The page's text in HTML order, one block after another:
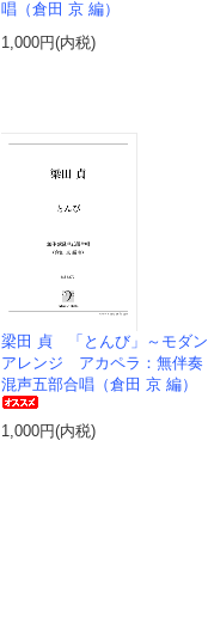
唱（倉田 京 編）
1,000円(内税)
梁田 貞 「とんび」～モダン
アレンジ アカペラ：無伴奏
混声五部合唱（倉田 京 編）
1,000円(内税)